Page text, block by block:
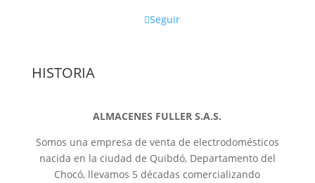
Seguir
HISTORIA
ALMACENES FULLER S.A.S.
Somos una empresa de venta de electrodomésticos
nacida en la ciudad de Quibdó, Departamento del
Chocó, llevamos 5 décadas comercializando